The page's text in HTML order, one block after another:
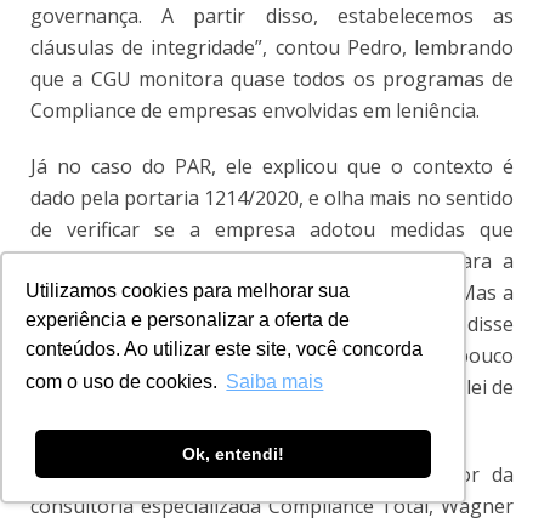
Utilizamos cookies para melhorar sua
experiência e personalizar a oferta de
conteúdos. Ao utilizar este site, você concorda
com o uso de cookies. Saiba mais
Ok, entendi!
governança. A partir disso, estabelecemos as
cláusulas de integridade”, contou Pedro, lembrando
que a CGU monitora quase todos os programas de
Compliance de empresas envolvidas em leniência.
Já no caso do PAR, ele explicou que o contexto é
dado pela portaria 1214/2020, e olha mais no sentido
de verificar se a empresa adotou medidas que
geraram a superação do problema. Olhar para a
causa raiz e ver se o problema foi superado. “Mas a
metodologia aplicada em ambas é a mesma”, disse
Pedro, para quem esse é um instrumento pouco
explorado, mas que pode ser puxado pela nova lei de
Também participando do debate, o fundador da
consultoria especializada Compliance Total, Wagner